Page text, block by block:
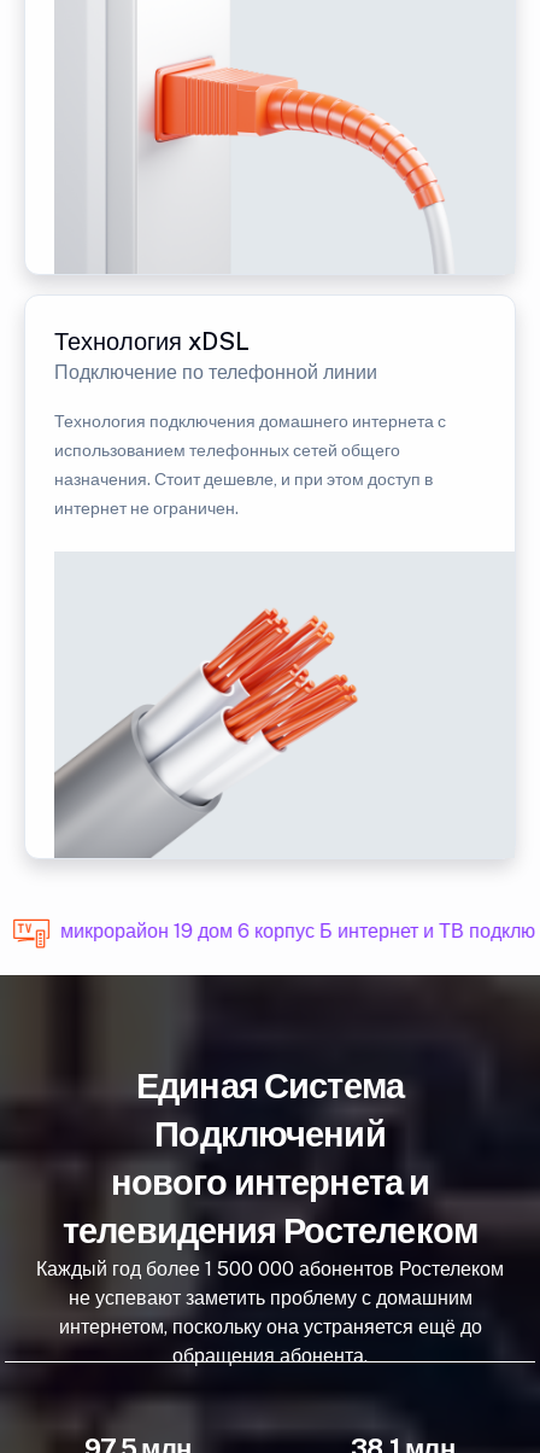
Технология xDSL
Подключение по телефонной линии
Технология подключения домашнего интернета с
использованием телефонных сетей общего
назначения. Стоит дешевле, и при этом доступ в
интернет не ограничен.
микрорайон 19 дом 6 корпус Б интернет и ТВ
Единая Система
Подключений
нового интернета и
телевидения Ростелеком
Каждый год более 1 500 000 абонентов Ростелеком
не успевают заметить проблему с домашним
интернетом, поскольку она устраняется ещё до
обращения абонента.